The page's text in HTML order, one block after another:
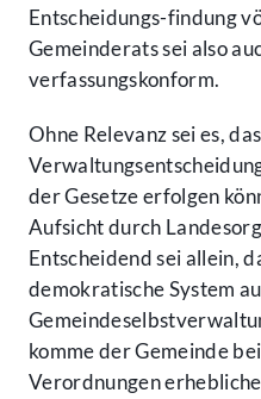
Entscheidungs-findung
Gemeinderats sei also
verfassungskonform.
Ohne Relevanz sei es,
der Gesetze erfolgen
Aufsicht durch
Entscheidend sei allein,
demokratische System
komme der Gemeinde
Verordnungen